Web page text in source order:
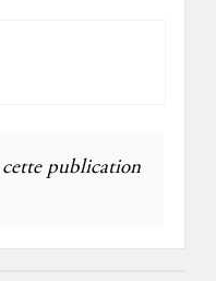
cette publication